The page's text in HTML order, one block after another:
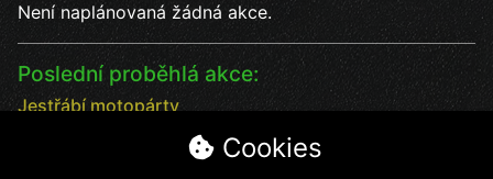
Není naplánovaná žádná akce.
Poslední proběhlá akce:
Jestřábí motopárty
Jestřábí motopárty od 18 - 20.7. vystoupení kapel
Cookies